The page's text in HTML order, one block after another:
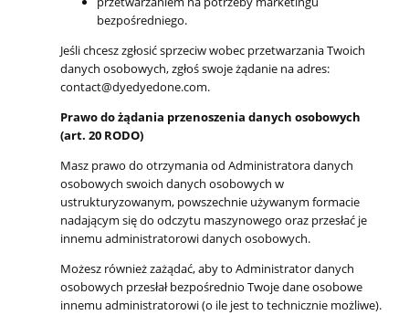
bezpośredniego.
Jeśli chcesz zgłosić sprzeciw wobec przetwarzania Twoich
danych osobowych, zgłoś swoje żądanie na adres:
contact@dyedyedone.com.
Prawo do żądania przenoszenia danych osobowych
(art. 20 RODO)
Masz prawo do otrzymania od Administratora danych
osobowych swoich danych osobowych w
ustrukturyzowanym, powszechnie używanym formacie
nadającym się do odczytu maszynowego oraz przesłać je
innemu administratorowi danych osobowych.
Możesz również zażądać, aby to Administrator danych
osobowych przesłał bezpośrednio Twoje dane osobowe
innemu administratorowi (o ile jest to technicznie możliwe).